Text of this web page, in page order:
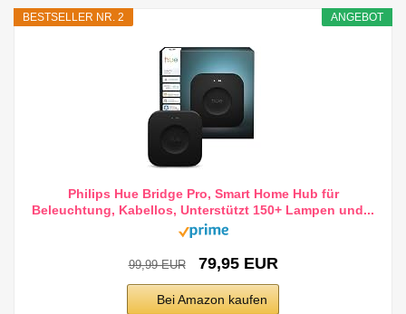
ANGEBOT
BESTSELLER NR. 2
Philips Hue Bridge Pro, Smart Home Hub für
Beleuchtung, Kabellos, Unterstützt 150+ Lampen und...
99,99 EUR 79,95 EUR
Bei Amazon kaufen